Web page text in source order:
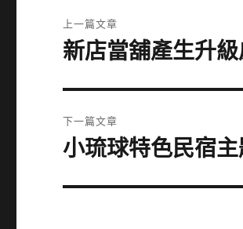
章
上一篇文章
上
篇
文
章:
新店當舖產生升
下一篇文章
下
篇
小琉球特色民宿